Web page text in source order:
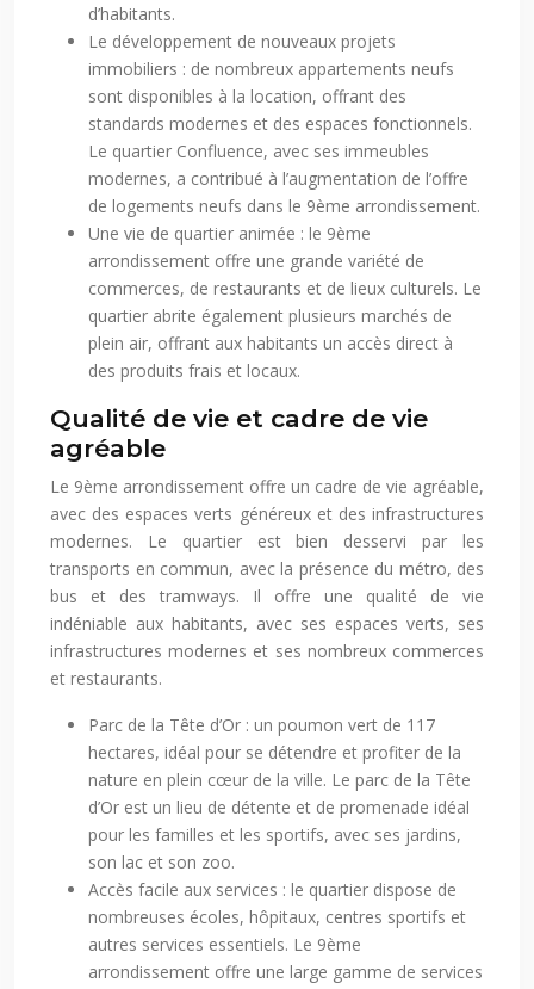
d’habitants.
Le développement de nouveaux projets
immobiliers : de nombreux appartements neufs
sont disponibles à la location, offrant des
standards modernes et des espaces fonctionnels.
Le quartier Confluence, avec ses immeubles
modernes, a contribué à l’augmentation de l’offre
de logements neufs dans le 9ème arrondissement.
Une vie de quartier animée : le 9ème
arrondissement offre une grande variété de
commerces, de restaurants et de lieux culturels. Le
quartier abrite également plusieurs marchés de
plein air, offrant aux habitants un accès direct à
des produits frais et locaux.
Qualité de vie et cadre de vie
agréable
Le 9ème arrondissement offre un cadre de vie agréable,
avec des espaces verts généreux et des infrastructures
modernes. Le quartier est bien desservi par les
transports en commun, avec la présence du métro, des
bus et des tramways. Il offre une qualité de vie
indéniable aux habitants, avec ses espaces verts, ses
infrastructures modernes et ses nombreux commerces
et restaurants.
Parc de la Tête d’Or : un poumon vert de 117
hectares, idéal pour se détendre et profiter de la
nature en plein cœur de la ville. Le parc de la Tête
d’Or est un lieu de détente et de promenade idéal
pour les familles et les sportifs, avec ses jardins,
son lac et son zoo.
Accès facile aux services : le quartier dispose de
nombreuses écoles, hôpitaux, centres sportifs et
autres services essentiels. Le 9ème
arrondissement offre une large gamme de services